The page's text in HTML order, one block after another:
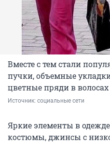
Вместе с тем стали
пучки, объемные
цветные пряди в волосах
Источник: социальные сети
Яркие элементы в
костюмы, джинсы с